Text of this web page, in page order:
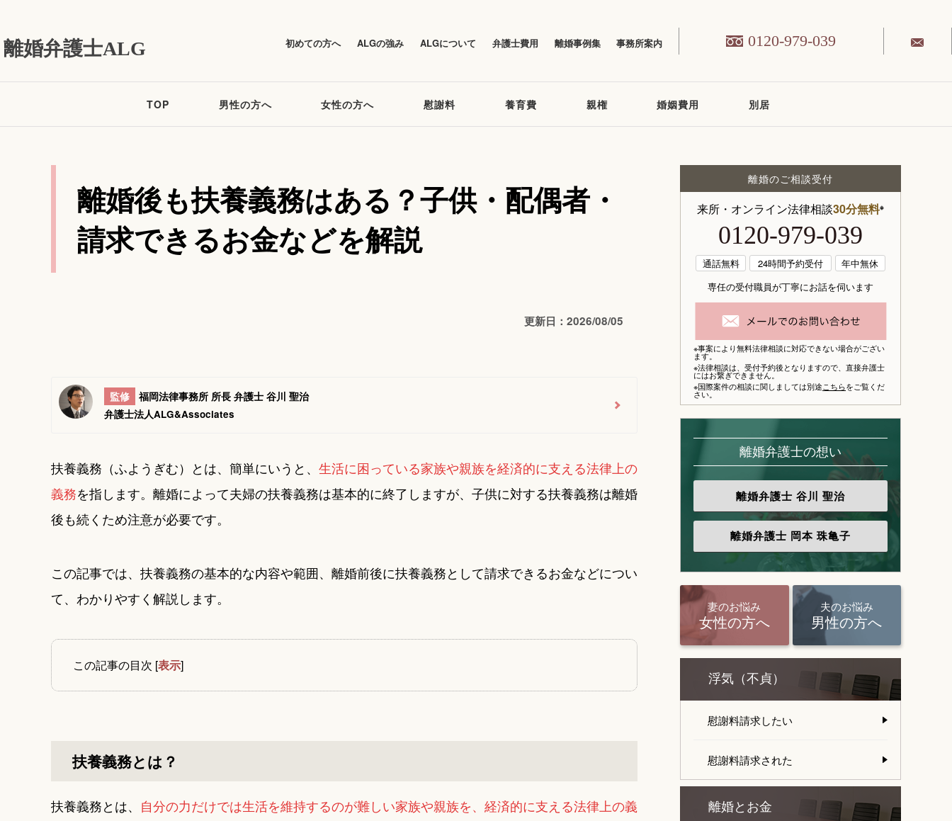
離婚弁護士ALG 初めての方へ ALGの強み ALGについて 弁護士費用 離婚事例集 事務所案内 0120-979-039
TOP 男性の方へ 女性の方へ 慰謝料 養育費 親権 婚姻費用 別居
離婚後も扶養義務はある？子供・配偶者・
請求できるお金などを解説
更新日：2026/08/05
監修
福岡法律事務所 所長 弁護士 谷川 聖治
弁護士法人ALG&Associates
扶養義務（ふようぎむ）とは、簡単にいうと、 生活に困っている家族や親族を経済的に支える法律上の
義務を指します。離婚によって夫婦の扶養義務は基本的に終了しますが、子供に対する扶養義務は離婚
後も続くため注意が必要です。
この記事では、扶養義務の基本的な内容や範囲、離婚前後に扶養義務として請求できるお金などについ
て、わかりやすく解説します。
この記事の目次 [表示]
扶養義務とは？
扶養義務とは、 自分の力だけでは生活を維持するのが難しい家族や親族を、経済的に支える法律上の義
離婚のご相談受付
来所・オンライン法律相談30分無料※
0120-979-039
通話無料 24時間予約受付
年中無休
専任の受付職員が丁寧にお話を伺います
※事案により無料法律相談に対応できない場合がござい
ます。
※法律相談は、 受付予約後となりますので、 直接弁護士
にはお繋ぎできません。
※国際案件の相談に関しましては別途こちらをご覧くだ
さい。
離婚弁護士の想い
離婚弁護士 谷川 聖治
離婚弁護士 岡本 珠亀子
妻のお悩み
女性の方へ
夫のお悩み
男性の方へ
浮気（不貞）
慰謝料請求したい
慰謝料請求された
離婚とお金